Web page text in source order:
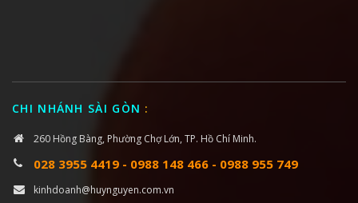
CHI NHÁNH SÀI GÒN :
260 Hồng Bàng, Phường Chợ Lớn, TP. Hồ Chí Minh.
028 3955 4419 - 0988 148 466 - 0988 955 749
kinhdoanh@huynguyen.com.vn